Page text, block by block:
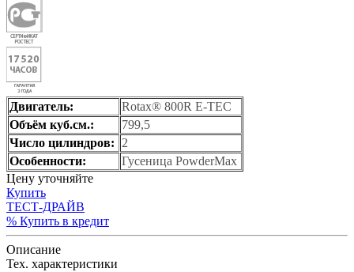
Двигатель:
Rotax® 800R E-TEC
Объём куб.см.:
799,5
Число цилиндров:
2
Особенности:
Гусеница PowderMax
Цену уточняйте
Купить
ТЕСТ-ДРАЙВ
% Купить в кредит
Описание
Тех. характеристики